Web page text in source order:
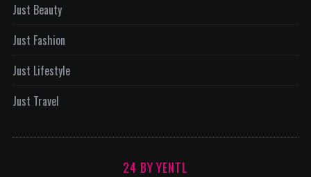
Just Beauty
Just Fashion
Just Lifestyle
Just Travel
24 BY YENTL